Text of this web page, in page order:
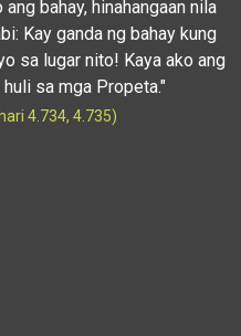
bahay, hinahangaan nila
Kay ganda ng bahay kung
sa lugar nito! Kaya ako ang
sa mga Propeta."
4.734, 4.735)